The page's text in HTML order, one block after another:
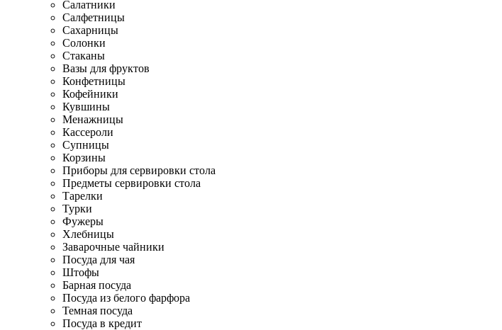
Салатники
Салфетницы
Сахарницы
Солонки
Стаканы
Вазы для фруктов
Конфетницы
Кофейники
Кувшины
Менажницы
Кассероли
Супницы
Корзины
Приборы для сервировки стола
Предметы сервировки стола
Тарелки
Турки
Фужеры
Хлебницы
Заварочные чайники
Посуда для чая
Штофы
Барная посуда
Посуда из белого фарфора
Темная посуда
Посуда в кредит